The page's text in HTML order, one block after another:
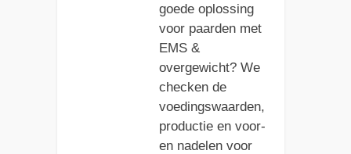
goede oplossing
voor paarden met
EMS &
overgewicht? We
checken de
voedingswaarden,
productie en voor-
en nadelen voor